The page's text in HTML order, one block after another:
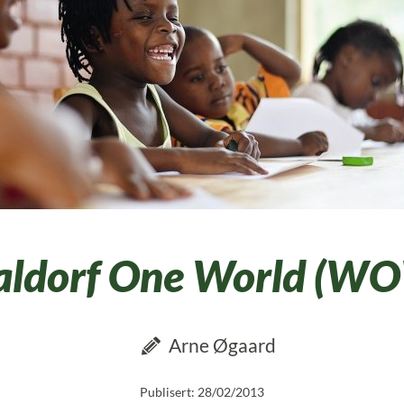
One World
Arne Øgaard
Publisert: 28/02/2013